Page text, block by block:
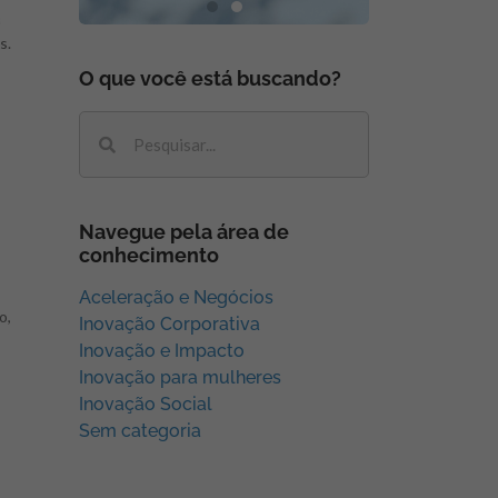
O que você está buscando?
Navegue pela área de
conhecimento
Aceleração e Negócios
Inovação Corporativa
Inovação e Impacto
Inovação para mulheres
Inovação Social
Sem categoria